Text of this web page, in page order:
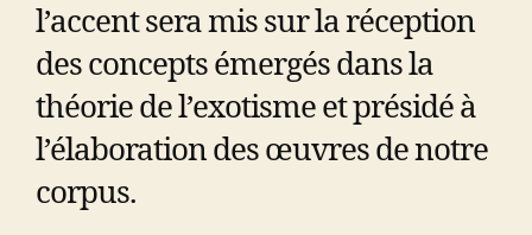
l’accent sera mis sur la réception
des concepts émergés dans la
théorie de l’exotisme et présidé à
l’élaboration des œuvres de notre
corpus.